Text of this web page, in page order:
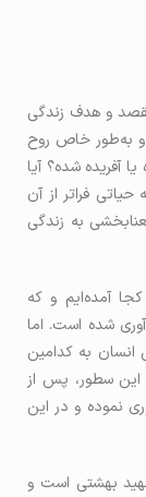
و هدف زندگی
و به‌طور خاص روح
آفریده شده؟ آیا
فراتر از آن
به زندگی
کجا آمده‌ایم و که
شده است. اما
انسان به کدامین
سطور، پس از
نموده و در این
بهشتی است و